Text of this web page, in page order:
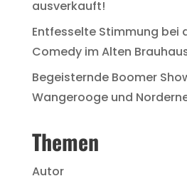
ausverkauft!
Entfesselte Stimmung bei
Comedy im Alten
Begeisternde Boomer
Wangerooge und
Themen
Autor